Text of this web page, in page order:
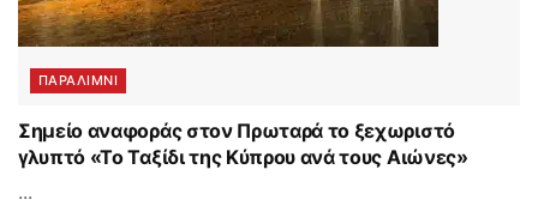
ΠΑΡΑΛΊΜΝΙ
Σημείο αναφοράς στον Πρωταρά το ξεχωριστό
γλυπτό «Το Ταξίδι της Κύπρου ανά τους Αιώνες»
...